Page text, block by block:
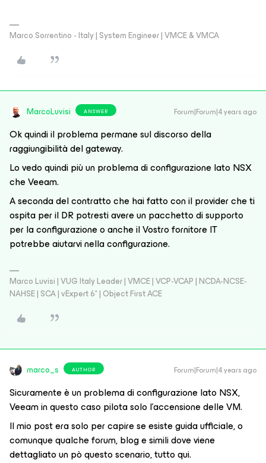
Marco Sorrentino - Italy | System Engineer | VMCE & VMCA
MarcoLuvisi ANSWER Forum|Forum|4 years ago
Ok quindi il problema permane sul discorso della
raggiungibilità del gateway.
Lo vedo quindi più un problema di configurazione lato NSX
che Veeam.
A seconda del contratto che hai fatto con il provider che ti
ospita per il DR potresti avere un pacchetto di supporto
per la configurazione o anche il Vostro fornitore IT
potrebbe aiutarvi nella configurazione.
Marco Luvisi | VUG Italy Leader | VMCE | VCP-VCAP | NCDA-NCSE-
NAHSE | SCA | vExpert 6* | Object First ACE
marco_s AUTHOR Forum|Forum|4 years ago
Sicuramente è un problema di configurazione lato NSX,
Veeam in questo caso pilota solo l’accensione delle VM.
Il mio post era solo per capire se esiste guida ufficiale, o
comunque qualche forum, blog e simili dove viene
dettagliato un pò questo scenario, tutto qui.